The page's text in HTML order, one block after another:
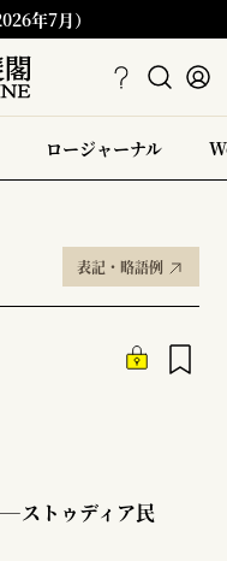
年7月）
ロージャーナル
表記・略語例
ストゥディア民